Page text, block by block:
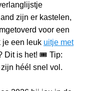
zijn er kastelen,
voor een
je een leuk uitje met
Dit is het! 🎟️ Tip:
héél snel vol.